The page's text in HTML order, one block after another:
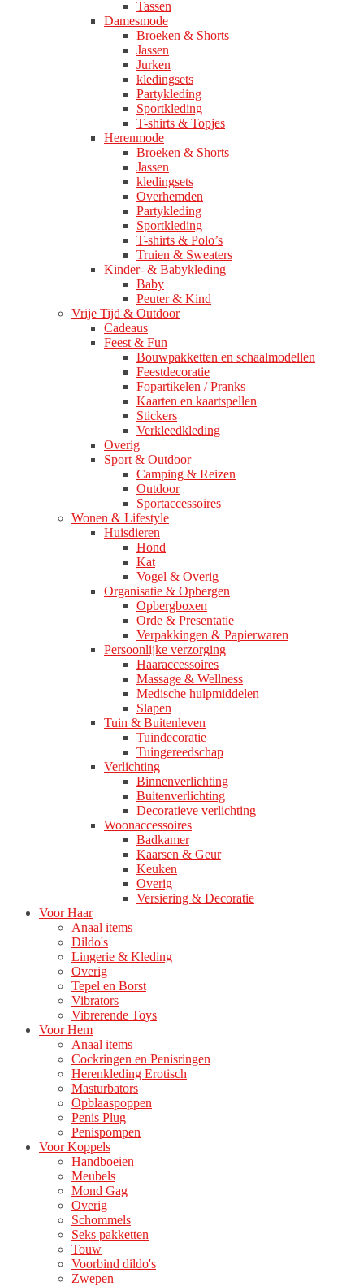
Tassen
Damesmode
Broeken & Shorts
Jassen
Jurken
kledingsets
Partykleding
Sportkleding
T-shirts & Topjes
Herenmode
Broeken & Shorts
Jassen
kledingsets
Overhemden
Partykleding
Sportkleding
T-shirts & Polo’s
Truien & Sweaters
Kinder- & Babykleding
Baby
Peuter & Kind
Vrije Tijd & Outdoor
Cadeaus
Feest & Fun
Bouwpakketten en schaalmodellen
Feestdecoratie
Fopartikelen / Pranks
Kaarten en kaartspellen
Stickers
Verkleedkleding
Overig
Sport & Outdoor
Camping & Reizen
Outdoor
Sportaccessoires
Wonen & Lifestyle
Huisdieren
Hond
Kat
Vogel & Overig
Organisatie & Opbergen
Opbergboxen
Orde & Presentatie
Verpakkingen & Papierwaren
Persoonlijke verzorging
Haaraccessoires
Massage & Wellness
Medische hulpmiddelen
Slapen
Tuin & Buitenleven
Tuindecoratie
Tuingereedschap
Verlichting
Binnenverlichting
Buitenverlichting
Decoratieve verlichting
Woonaccessoires
Badkamer
Kaarsen & Geur
Keuken
Overig
Versiering & Decoratie
Voor Haar
Anaal items
Dildo's
Lingerie & Kleding
Overig
Tepel en Borst
Vibrators
Vibrerende Toys
Voor Hem
Anaal items
Cockringen en Penisringen
Herenkleding Erotisch
Masturbators
Opblaaspoppen
Penis Plug
Penispompen
Voor Koppels
Handboeien
Meubels
Mond Gag
Overig
Schommels
Seks pakketten
Touw
Voorbind dildo's
Zwepen